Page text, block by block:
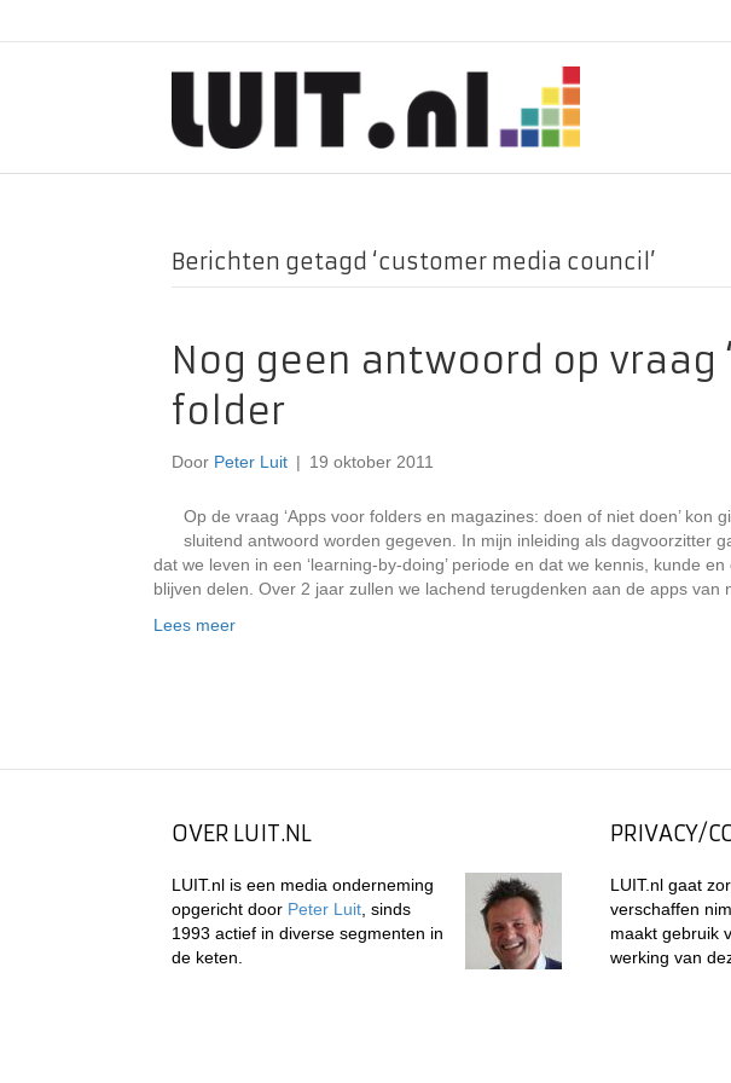
Berichten getagd ‘customer media council’
Nog geen antwoord op vraag
folder
Door Peter Luit | 19 oktober 2011
Op de vraag ‘Apps voor folders en magazines: doen of niet doen’ kon
sluitend antwoord worden gegeven. In mijn inleiding als dagvoorzitter
dat we leven in een ‘learning-by-doing’ periode en dat we kennis, kunde
blijven delen. Over 2 jaar zullen we lachend terugdenken aan de apps van
Lees meer
OVER LUIT.NL
LUIT.nl is een media onderneming
opgericht door Peter Luit , sinds
1993 actief in diverse segmenten in
de keten.
PRIVACY/
LUIT.nl gaat
verschaffen
maakt gebruik
werking van